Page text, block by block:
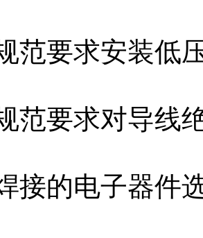
要求安装低
要求对导线
的电子器件选